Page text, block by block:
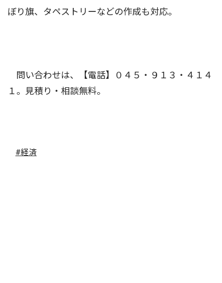
ぼり旗、タペストリーなどの作成も対応。
問い合わせは、【電話】︎０４５・９１３・４１４
１。見積り・相談無料。
#経済